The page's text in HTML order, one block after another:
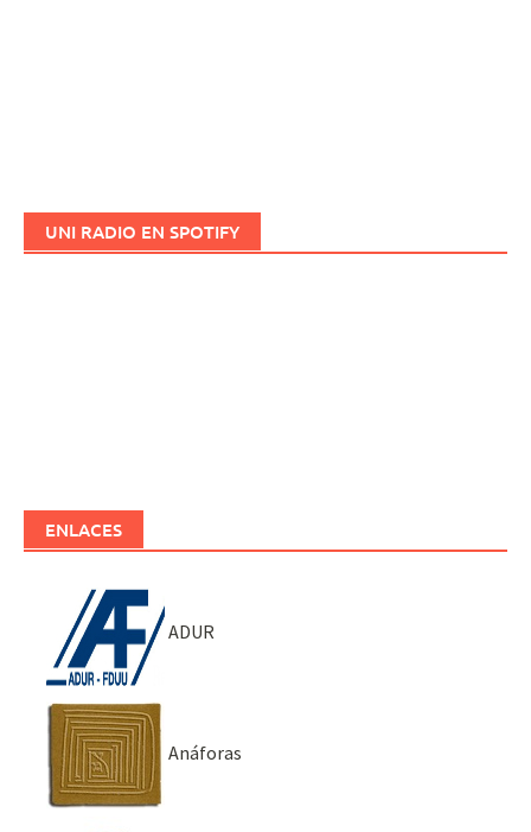
UNI RADIO EN SPOTIFY
ENLACES
ADUR
Anáforas